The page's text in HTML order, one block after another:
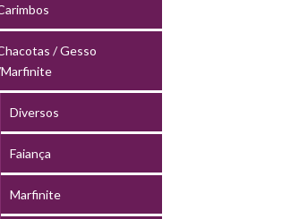
/ Gesso
Diversos
Faiança
Marfinite